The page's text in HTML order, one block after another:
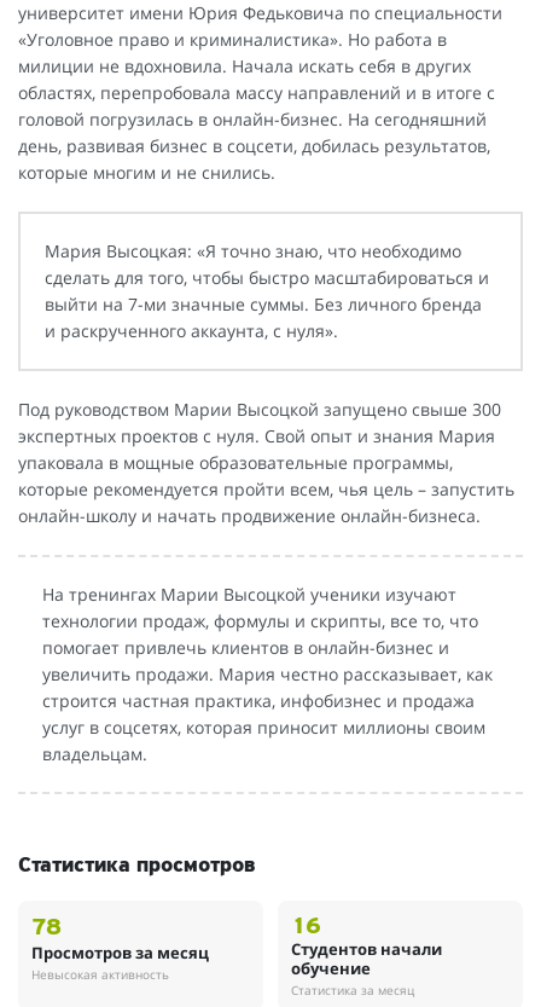
университет имени Юрия Федьковича по специальности
«Уголовное право и криминалистика». Но работа в
милиции не вдохновила. Начала искать себя в других
областях, перепробовала массу направлений и в итоге с
головой погрузилась в онлайн-бизнес. На сегодняшний
день, развивая бизнес в соцсети, добилась результатов,
которые многим и не снились.
Мария Высоцкая: «Я точно знаю, что необходимо
сделать для того, чтобы быстро масштабироваться и
выйти на 7-ми значные суммы. Без личного бренда
и раскрученного аккаунта, с нуля».
Под руководством Марии Высоцкой запущено свыше 300
экспертных проектов с нуля. Свой опыт и знания Мария
упаковала в мощные образовательные программы,
которые рекомендуется пройти всем, чья цель – запустить
онлайн-школу и начать продвижение онлайн-бизнеса.
На тренингах Марии Высоцкой ученики изучают
технологии продаж, формулы и скрипты, все то, что
помогает привлечь клиентов в онлайн-бизнес и
увеличить продажи. Мария честно рассказывает, как
строится частная практика, инфобизнес и продажа
услуг в соцсетях, которая приносит миллионы своим
владельцам.
Статистика просмотров
78
Просмотров за месяц
Невысокая активность
16
Студентов начали
обучение
Статистика за месяц